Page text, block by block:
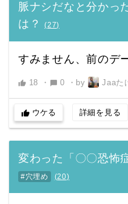
脈ナシだなと分かっ
は？
(27)
すみません、前のデ
thumb_up 18 ・ chat_bubble 0 ・ by Jaaた
thumb_up ウケる 詳細を見る
変わった「〇〇恐怖
#穴埋め (20)